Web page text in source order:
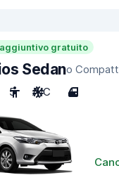
gratuito
Sedano
5 A/C 4